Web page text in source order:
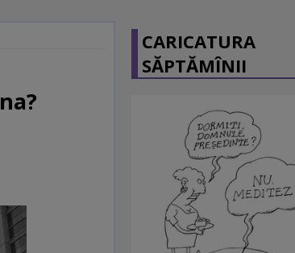
CARICATURA
SĂPTĂMÎNII